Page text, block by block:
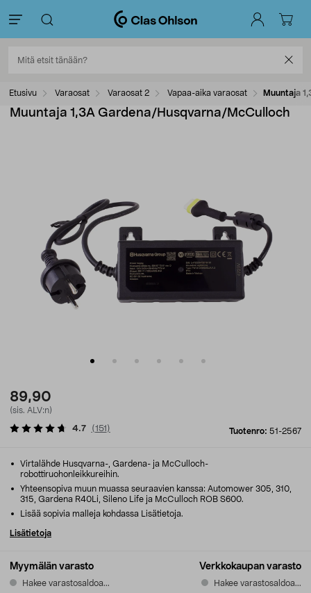
Etusivu Varaosat Varaosat 2 Vapaa-aika varaosat Muuntaja
Muuntaja 1,3A Gardena/Husqvarna/McCulloch
89,90
(sis. ALV:n)
Tuotenro: 51-2567
4.7 (151 )
Myymälän varasto
Hakee varastosaldoa...
Verkkokaupan varasto
Hakee varastosaldoa...
Virtalähde Husqvarna-, Gardena- ja McCulloch-
robottiruohonleikkureihin.
Yhteensopiva muun muassa seuraavien kanssa: Automower 305, 310,
315, Gardena R40Li, Sileno Life ja McCulloch ROB S600.
Lisää sopivia malleja kohdassa Lisätietoja.
Lisätietoja